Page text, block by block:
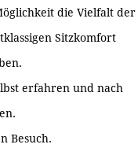
die Vielfalt der
Sitzkomfort
erfahren und nach
Besuch.